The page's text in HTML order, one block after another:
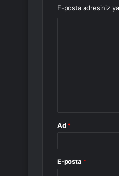
E-posta adresiniz
Ad *
E-posta *